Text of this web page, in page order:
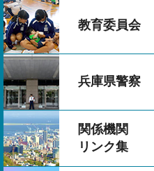
教育委員会
兵庫県警察
関係機関
リンク集